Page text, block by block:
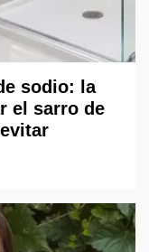
sodio: la
el sarro de